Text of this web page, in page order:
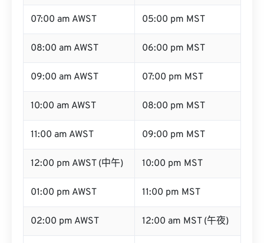
07:00 am AWST 05:00 pm MST
08:00 am AWST 06:00 pm MST
09:00 am AWST 07:00 pm MST
10:00 am AWST 08:00 pm MST
11:00 am AWST 09:00 pm MST
12:00 pm AWST (中午) 10:00 pm MST
01:00 pm AWST 11:00 pm MST
02:00 pm AWST 12:00 am MST (午夜)